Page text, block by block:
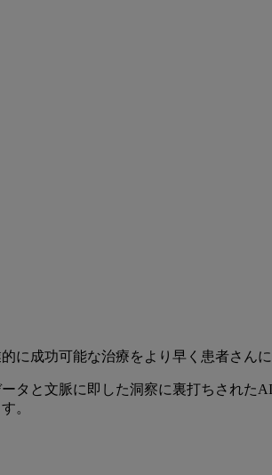
に成功可能な治療をより早く患者さんに
タと文脈に即した洞察に裏打ちされた
。